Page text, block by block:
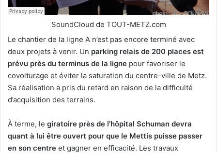
SoundCloud de TOUT-METZ.com
Le chantier de la ligne A n’est pas encore terminé avec
deux projets à venir. Un parking relais de 200 places est
prévu près du terminus de la ligne pour favoriser le
covoiturage et éviter la saturation du centre-ville de Metz.
Sa réalisation a pris du retard en raison de la difficulté
d’acquisition des terrains.
À terme, le giratoire près de l’hôpital Schuman devra
quant à lui être ouvert pour que le Mettis puisse passer
en son centre et gagner en efficacité. Les travaux